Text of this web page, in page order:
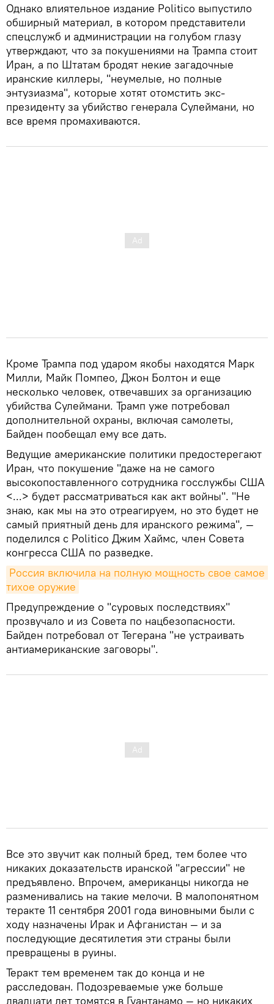
Однако влиятельное издание Politico выпустило
обширный материал, в котором представители
спецслужб и администрации на голубом глазу
утверждают, что за покушениями на Трампа стоит
Иран, а по Штатам бродят некие загадочные
иранские киллеры, "неумелые, но полные
энтузиазма", которые хотят отомстить экс-
президенту за убийство генерала Сулеймани, но
все время промахиваются.
Кроме Трампа под ударом якобы находятся Марк
Милли, Майк Помпео, Джон Болтон и еще
несколько человек, отвечавших за организацию
убийства Сулеймани. Трамп уже потребовал
дополнительной охраны, включая самолеты,
Байден пообещал ему все дать.
Ведущие американские политики предостерегают
Иран, что покушение "даже на не самого
высокопоставленного сотрудника госслужбы США
<...> будет рассматриваться как акт войны". "Не
знаю, как мы на это отреагируем, но это будет не
самый приятный день для иранского режима", —
поделился с Politico Джим Хаймс, член Совета
конгресса США по разведке.
Россия включила на полную мощность свое самое
тихое оружие
Предупреждение о "суровых последствиях"
прозвучало и из Совета по нацбезопасности.
Байден потребовал от Тегерана "не устраивать
антиамериканские заговоры".
Все это звучит как полный бред, тем более что
никаких доказательств иранской "агрессии" не
предъявлено. Впрочем, американцы никогда не
разменивались на такие мелочи. В малопонятном
теракте 11 сентября 2001 года виновными были с
ходу назначены Ирак и Афганистан — и за
последующие десятилетия эти страны были
превращены в руины.
Теракт тем временем так до конца и не
расследован. Подозреваемые уже больше
двадцати лет томятся в Гуантанамо — но никаких